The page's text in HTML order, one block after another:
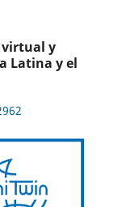
y
Latina y el